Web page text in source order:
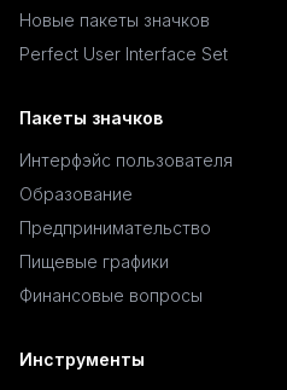
Новые пакеты значков
Perfect User Interface Set
Пакеты значков
Интерфэйс пользователя
Образование
Предпринимательство
Пищевые графики
Финансовые вопросы
Инструменты